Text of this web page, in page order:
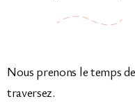
Nous prenons le temps
traversez.